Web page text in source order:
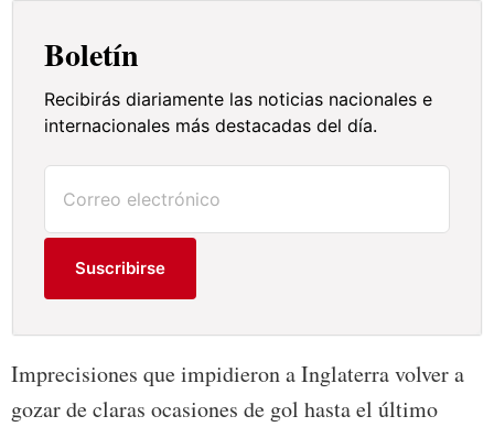
Boletín
Recibirás diariamente las noticias nacionales e
internacionales más destacadas del día.
Suscribirse
Imprecisiones que impidieron a Inglaterra volver a
gozar de claras ocasiones de gol hasta el último